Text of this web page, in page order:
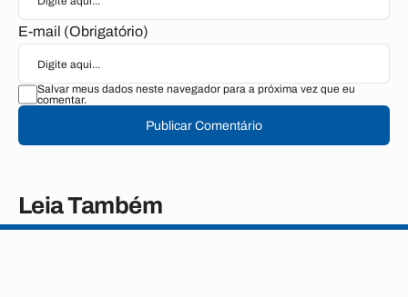
E-mail (Obrigatório)
Salvar meus dados neste navegador para a próxima vez que eu
comentar.
Publicar Comentário
Leia Também